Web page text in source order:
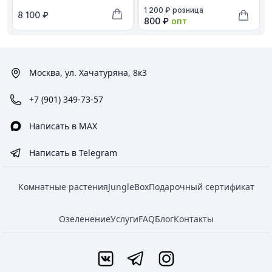
В наличии, цена в рублях
8 100 ₽
Добавить в корзину
В наличии, цена в рублях
1 200 ₽ розница
Оптовая цена в рублях
800 ₽ опт
Москва, ул. Хачатуряна, 8к3
+7 (901) 349-73-57
Написать в MAX
Написать в Telegram
Комнатные растенияJungleBoxПодарочный сертификат
ОзеленениеУслугиFAQБлогКонтакты